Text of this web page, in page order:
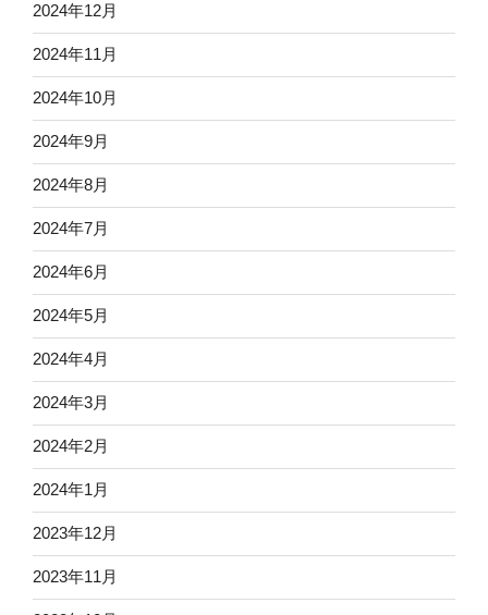
2024年12月
2024年11月
2024年10月
2024年9月
2024年8月
2024年7月
2024年6月
2024年5月
2024年4月
2024年3月
2024年2月
2024年1月
2023年12月
2023年11月